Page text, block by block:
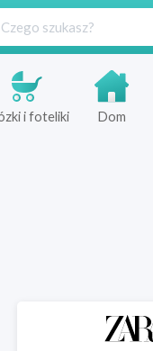
i foteliki Dom